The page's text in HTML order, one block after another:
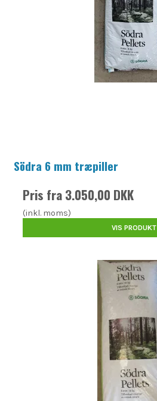
Södra 6 mm træpiller
Pris fra3.050,00 DKK
(inkl. moms)
VIS PRODUKT